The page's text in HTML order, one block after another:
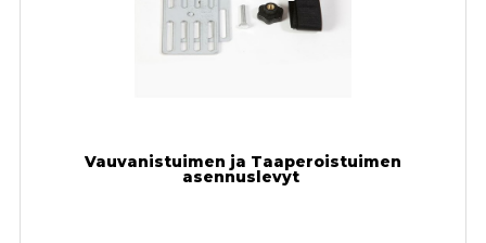
Vauvanistuimen ja Taaperoistuimen
asennuslevyt